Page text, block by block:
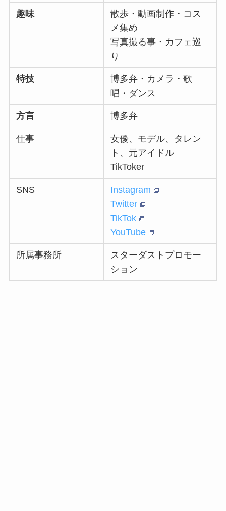
趣味
散歩・動画制作・コス
メ集め
写真撮る事・カフェ巡
り
特技
博多弁・カメラ・歌
唱・ダンス
方言 博多弁
仕事
女優、モデル、タレン
ト、元アイドル
TikToker
SNS
Instagram
Twitter
TikTok
YouTube
所属事務所
スターダストプロモー
ション